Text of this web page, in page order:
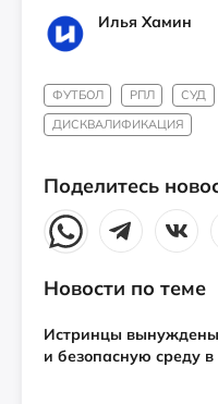
Илья Хамин
ФУТБОЛ РПЛ СУД
ДИСКВАЛИФИКАЦИЯ
Поделитесь
Новости по теме
Истринцы вынуждены
и безопасную среду в